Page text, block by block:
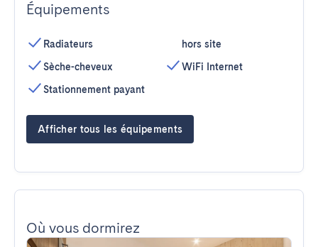
Équipements
Radiateurs
Sèche-cheveux
Stationnement payant
hors site
WiFi Internet
Afficher tous les équipements
Où vous dormirez